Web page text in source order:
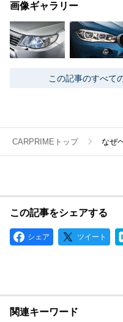
画像ギャラリー
この記事のすべて
CARPRIMEトップ なぜ
この記事をシェアする
シェア ツイート
関連キーワード